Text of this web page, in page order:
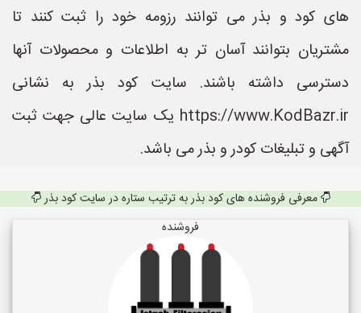
های کود و بذر می توانند رزومه خود را ثبت کنند تا
مشتریان بتوانند آسان تر به اطلاعات و محصولات آنها
دسترسی داشته باشند. سایت کود بذر به نشانی
https://www.KodBazr.ir یک سایت عالی جهت ثبت
آگهی و تبلیغات کودر و بذر می باشد.
معرفی فروشنده های کود بذر به ترتیب ستاره در سایت کود بذر
فروشنده